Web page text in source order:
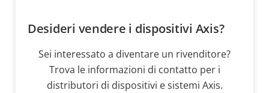
Desideri vendere i dispositivi Axis?
Sei interessato a diventare un rivenditore?
Trova le informazioni di contatto per i
distributori di dispositivi e sistemi Axis.